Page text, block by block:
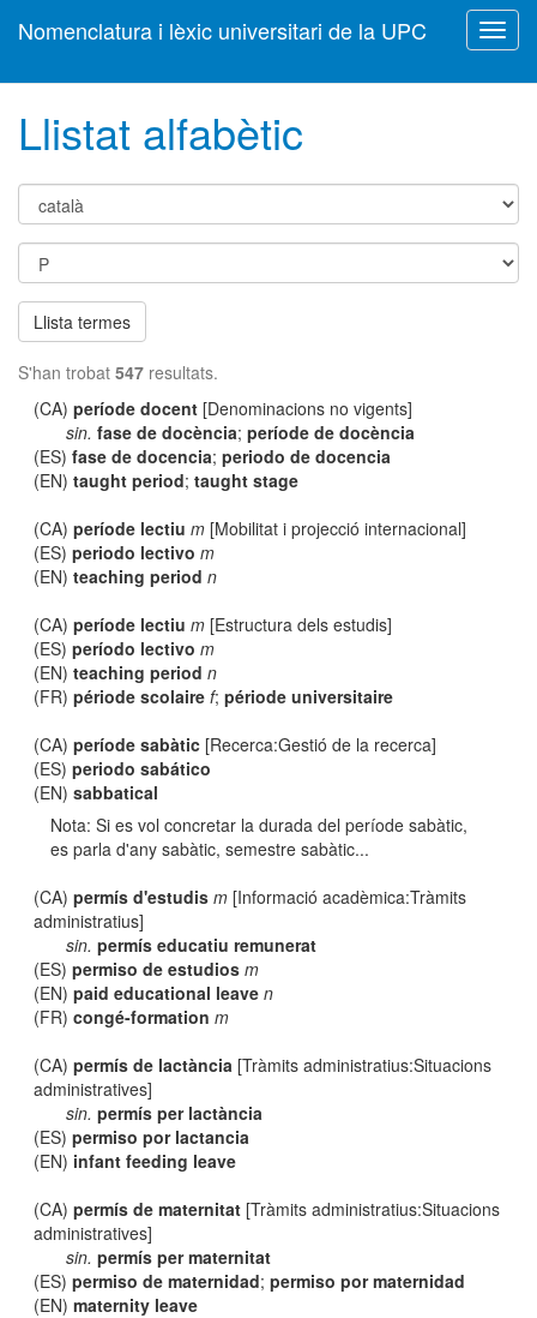
Nomenclatura i lèxic universitari de la UPC
Llistat alfabètic
Llista termes
S'han trobat 547 resultats.
(CA)període docent [Denominacions no vigents]
sin. fase de docència; període de docència
(ES)fase de docencia;periodo de docencia
(EN)taught period;taught stage
(CA)període lectiu m [Mobilitat i projecció internacional]
(ES)periodo lectivo m
(EN)teaching period n
(CA)període lectiu m [Estructura dels estudis]
(ES)período lectivo m
(EN)teaching period n
(FR)période scolaire f;période universitaire
(CA)període sabàtic [Recerca:Gestió de la recerca]
(ES)periodo sabático
(EN)sabbatical
Nota: Si es vol concretar la durada del període sabàtic,
es parla d'any sabàtic, semestre sabàtic...
(CA)permís d'estudis m [Informació acadèmica:Tràmits
administratius]
sin. permís educatiu remunerat
(ES)permiso de estudios m
(EN)paid educational leave n
(FR)congé-formation m
(CA)permís de lactància [Tràmits administratius:Situacions
administratives]
sin. permís per lactància
(ES)permiso por lactancia
(EN) infant feeding leave
(CA)permís de maternitat [Tràmits administratius:Situacions
administratives]
sin. permís per maternitat
(ES)permiso de maternidad;permiso por maternidad
(EN)maternity leave